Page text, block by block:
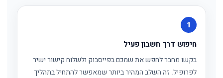
1
חיפוש דרך חשבון פעיל
בקשו מחבר לחפש את שמכם בפייסבוק ולשלוח קישור ישיר
לפרופיל. זה השלב המהיר ביותר שמאפשר להתחיל בתהליך